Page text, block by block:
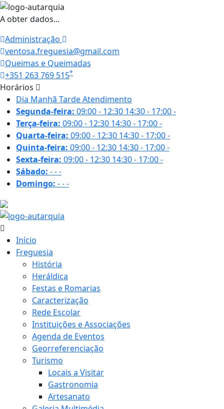
A obter dados...
Administração
ventosa.freguesia@gmail.com
Queimas e Queimadas
+351 263 769 515*
Horários
Dia Manhã TardeAtendimento
Segunda-feira: 09:00 - 12:30 14:30 - 17:00-
Terça-feira: 09:00 - 12:30 14:30 - 17:00-
Quarta-feira: 09:00 - 12:30 14:30 - 17:00-
Quinta-feira: 09:00 - 12:30 14:30 - 17:00-
Sexta-feira: 09:00 - 12:30 14:30 - 17:00-
Sábado: ---
Domingo: ---
Início
Freguesia
História
Heráldica
Festas e Romarias
Caracterização
Rede Escolar
Instituições e Associações
Agenda de Eventos
Georreferenciação
Turismo
Locais a Visitar
Gastronomia
Artesanato